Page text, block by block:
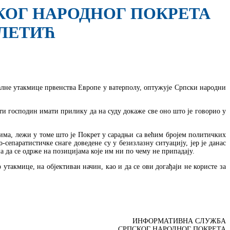
НАРОДНОГ ПОКРЕТА
утакмице првенства Европе у ватерполу, оптужује Српски народни
господин имати прилику да на суду докаже све оно што је говорио у
лежи у томе што је Покрет у сарадњи са већим бројем политичких
снаге доведене су у безизлазну ситуацију, јер је данас
се одрже на позицијама које им ни по чему не припадају.
на објективан начин, као и да се ови догађаји не користе за
ИНФОРМАТИВНА СЛУЖБА